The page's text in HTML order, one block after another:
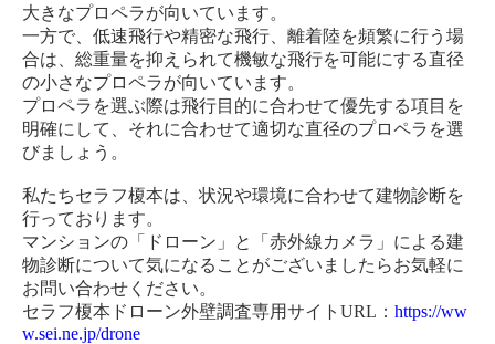
大きなプロペラが向いています。
一方で、低速飛行や精密な飛行、離着陸を頻繁に行う場
合は、総重量を抑えられて機敏な飛行を可能にする直径
の小さなプロペラが向いています。
プロペラを選ぶ際は飛行目的に合わせて優先する項目を
明確にして、それに合わせて適切な直径のプロペラを選
びましょう。
私たちセラフ榎本は、状況や環境に合わせて建物診断を
行っております。
マンションの「ドローン」と「赤外線カメラ」による建
物診断について気になることがございましたらお気軽に
お問い合わせください。
セラフ榎本ドローン外壁調査専用サイトURL： https://ww
w.sei.ne.jp/drone